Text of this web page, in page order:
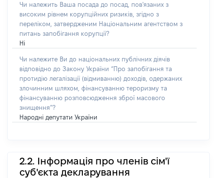
Чи належить Ваша посада до посад, пов'язаних з
високим рівнем корупційних ризиків, згідно з
переліком, затвердженим Національним агентством з
питань запобігання корупції?
Ні
Чи належите Ви до національних публічних діячів
відповідно до Закону України “Про запобігання та
протидію легалізації (відмиванню) доходів, одержаних
злочинним шляхом, фінансуванню тероризму та
фінансуванню розповсюдження зброї масового
знищення”?
Народні депутати України
2.2. Інформація про членів сім'ї
суб'єкта декларування